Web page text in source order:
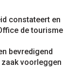
constateert en
de tourisme
bevredigend
voorleggen